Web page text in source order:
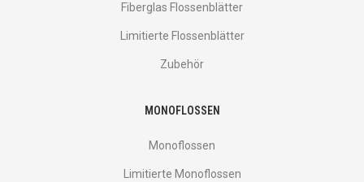
Fiberglas Flossenblätter
Limitierte Flossenblätter
Zubehör
MONOFLOSSEN
Monoflossen
Limitierte Monoflossen